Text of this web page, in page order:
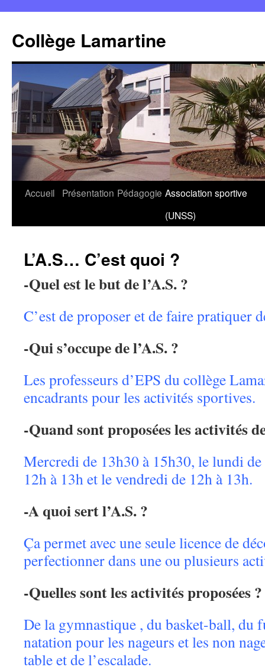
contenu
Collège Lamartine
Accueil Présentation Pédagogie Association sportive
(UNSS)
L’A.S… C’est quoi ?
-Quel est le but de l’A.S. ?
C’est de proposer et de faire pratiquer
-Qui s’occupe de l’A.S. ?
Les professeurs d’EPS du collège
encadrants pour les activités sportives.
-Quand sont proposées les activités
Mercredi de 13h30 à 15h30, le lundi
12h à 13h et le vendredi de 12h à 13h.
-A quoi sert l’A.S. ?
Ça permet avec une seule licence de
perfectionner dans une ou plusieurs
-Quelles sont les activités proposées ?
De la gymnastique , du basket-ball, du
natation pour les nageurs et les non
table et de l’escalade.